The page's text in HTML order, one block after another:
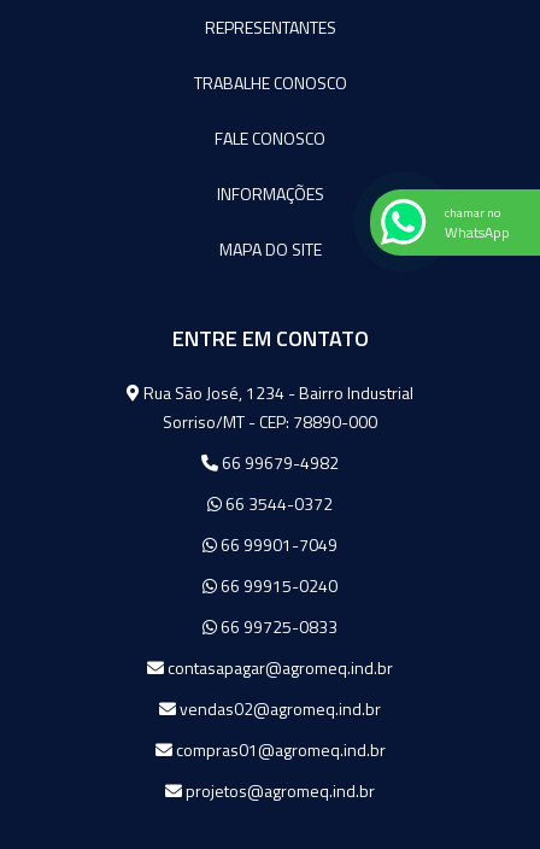
REPRESENTANTES
TRABALHE CONOSCO
FALE CONOSCO
INFORMAÇÕES
MAPA DO SITE
ENTRE EM CONTATO
Agromeq
Rua São José, 1234 - Bairro Industrial
Sorriso/MT - CEP: 78890-000
66 99679-4982
66 3544-0372
66 99901-7049
66 99915-0240
66 99725-0833
contasapagar@agromeq.ind.br
vendas02@agromeq.ind.br
compras01@agromeq.ind.br
projetos@agromeq.ind.br
chamar no
WhatsApp